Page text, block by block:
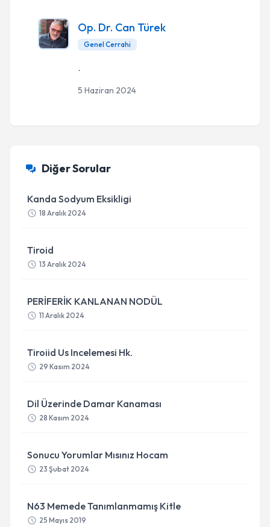
Op. Dr. Can Türek
Genel Cerrahi
.
5 Haziran 2024
Diğer Sorular
Kanda Sodyum Eksikligi
18 Aralık 2024
Tiroid
13 Aralık 2024
PERİFERİK KANLANAN NODÜL
11 Aralık 2024
Tiroiid Us Incelemesi Hk.
29 Kasım 2024
Dil Üzerinde Damar Kanaması
28 Kasım 2024
Sonucu Yorumlar Mısınız Hocam
23 Şubat 2024
N63 Memede Tanımlanmamış Kitle
25 Mayıs 2019